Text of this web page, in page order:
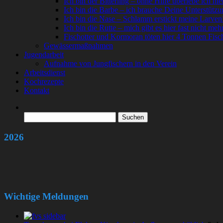
Ich bin die Barbe – ich brauche Deine
Ich bin die Nase – Schlamm erstickt meine
Ich bin die Rutte – mich gibt es hier fast nicht
Fischotter und Kormoran töten hier 4 Tonnen
Gewässermaßnahmen
Jugendarbeit
Aufnahme von Jungfischern in den Verein
Arbeitsdienst
Kochrezepte
Kontakt
nach:
2026
Wichtige Meldungen